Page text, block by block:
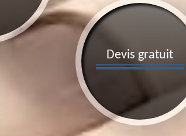
Devis gratuit